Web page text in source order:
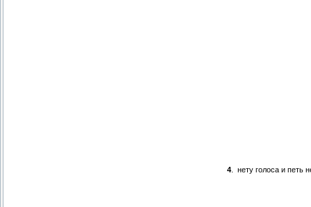
4 нету голоса и петь